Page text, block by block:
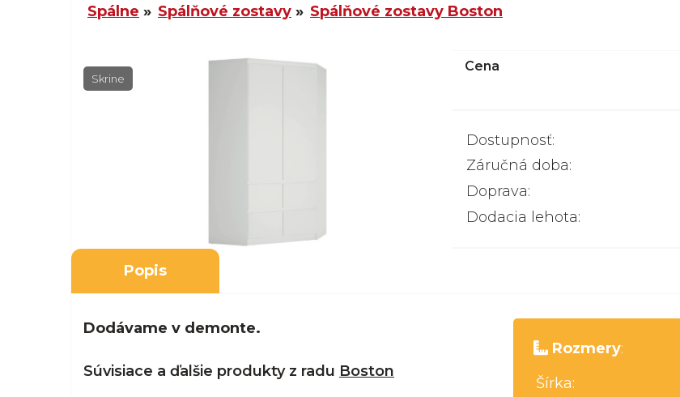
Spálne Spálňové zostavy Spálňové zostavy Boston
Skrine
Cena
Dostupnosť:
Záručná doba:
Doprava:
Dodacia lehota:
Popis
Rozmery:
Šírka:
Dodávame v demonte.
Súvisiace a ďalšie produkty z radu Boston